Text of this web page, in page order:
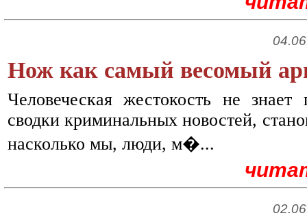
Нож как самый весомый
Человеческая жестокость не
сводки криминальных новостей,
насколько мы, люди, м�...